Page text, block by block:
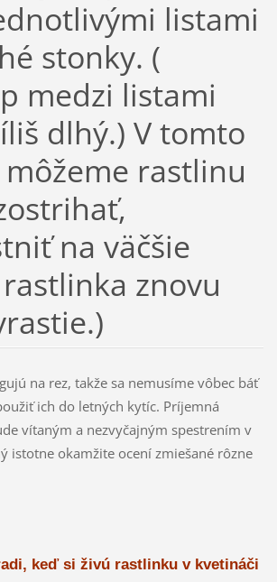
listami
stonky. (
medzi listami
dlhý.) V tomto
rastlinu
na väčšie
znovu
na rez, takže sa nemusíme vôbec báť
ich do letných kytíc. Príjemná
vítaným a nezvyčajným spestrením v
istotne okamžite ocení zmiešané rôzne
keď si živú rastlinku v kvetináči